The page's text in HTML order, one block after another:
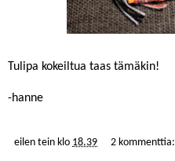
Tulipa kokeiltua taas tämäkin!
-hanne
eilen tein klo 18.39 2 kommenttia: